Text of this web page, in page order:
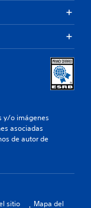
y/o imágenes
asociadas
de autor de
sitio Mapa del